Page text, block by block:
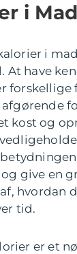
i Mad
i
At have
forskellige
kost og
give en
hvordan
tid.
er et